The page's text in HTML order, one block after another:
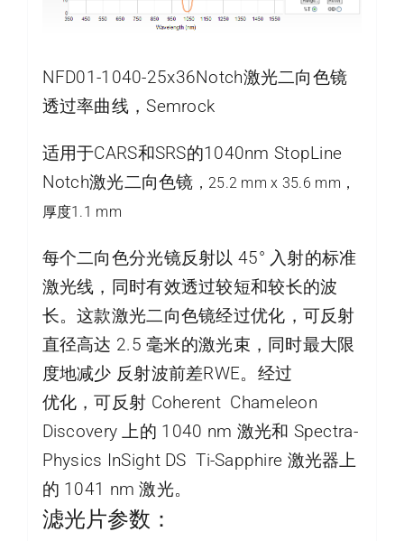
NFD01-1040-25x36Notch激光二向色镜
透过率曲线，Semrock
适用于CARS和SRS的1040nm StopLine
Notch激光二向色镜 ，25.2 mm x 35.6 mm，
厚度1.1 mm
每个二向色分光镜反射以 45° 入射的标准
激光线，同时有效透过较短和较长的波
长。这款激光二向色镜经过优化，可反射
直径高达 2.5 毫米的激光束，同时最大限
度地减少 反射波前差RWE。经过
优化，可反射 Coherent Chameleon
Discovery 上的 1040 nm 激光和 Spectra-
Physics InSight DS Ti-Sapphire 激光器上
的 1041 nm 激光。
滤光片参数：